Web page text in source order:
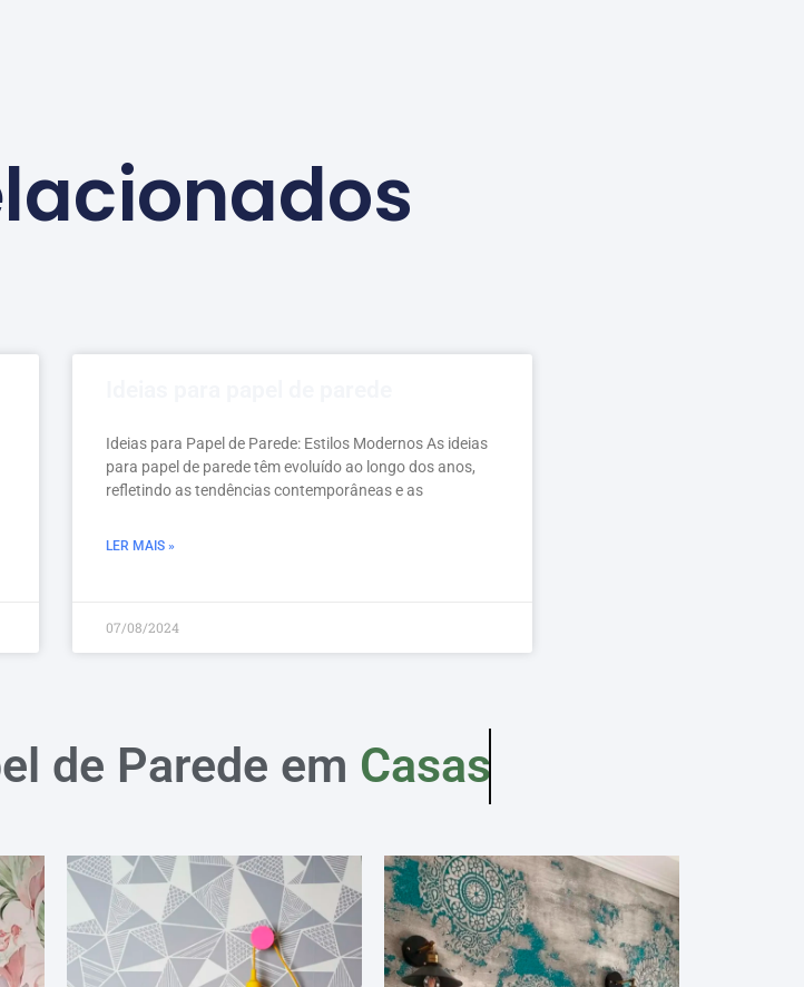
Ideias para Papel de Parede: Estilos Modernos As ideias
para papel de parede têm evoluído ao longo dos anos,
refletindo as tendências contemporâneas e as
LER MAIS »
07/08/2024
de Parede em Casas